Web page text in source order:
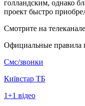
голландским, однако
проект быстро
Смотрите на
Официальные правила
Смс/звонки
Київстар ТБ
1+1 відео